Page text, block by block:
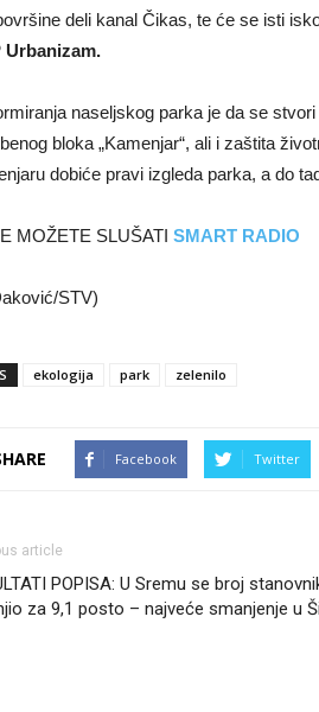
deli kanal Čikas, te će se isti
Urbanizam.
naseljskog parka je da se
bloka „Kamenjar“, ali i zaštita
dobiće pravi izgleda parka, a do
MOŽETE SLUŠATI SMART RADIO
STV)
ekologija park zelenilo
Facebook Twitter
article
POPISA: U Sremu se broj
za 9,1 posto – najveće smanjenje u